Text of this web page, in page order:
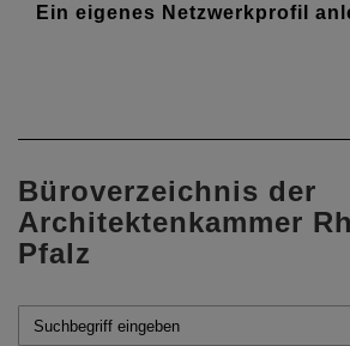
Ein eigenes Netzwerkprofil
Büroverzeichnis der
Architektenkammer
Pfalz